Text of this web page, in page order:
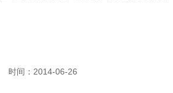
时间： 2014-06-26